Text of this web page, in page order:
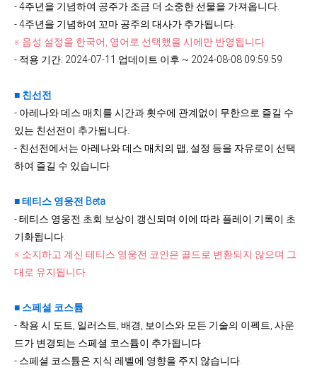
- 4주년을 기념하여 공주가 조금 더 소중한 선물을 가져옵니다.
- 4주년을 기념하여 꼬마 공주의 대사가 추가됩니다.
※ 음성 설정을 한국어, 영어로 선택했을 시에만 반영됩니다.
- 적용 기간: 2024-07-11 업데이트 이후 ~ 2024-08-08 09:59:59
■ 친선전
- 아레나와 데스 매치를 시간과 횟수에 관계없이 무한으로 즐길 수
있는 친선전이 추가됩니다.
- 친선전에서는 아레나와 데스 매치의 맵, 설정 등을 자유로이 선택
하여 즐길 수 있습니다.
■ 테티스 영웅전 Beta
- 테티스 영웅전 초회 보상이 갱신되며 이에 따라 플레이 기록이 초
기화됩니다.
※ 소지하고 계신 테티스 영웅전 코인은 골드로 변환되지 않으며 그
대로 유지됩니다.
■ 스페셜 코스튬
- 착용 시 도트, 일러스트, 배경, 보이스와 모든 기술의 이펙트, 사운
드가 변경되는 스페셜 코스튬이 추가됩니다.
- 스페셜 코스튬은 지식 레벨에 영향을 주지 않습니다.